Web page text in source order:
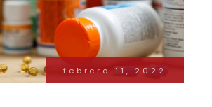
febrero 11, 2022